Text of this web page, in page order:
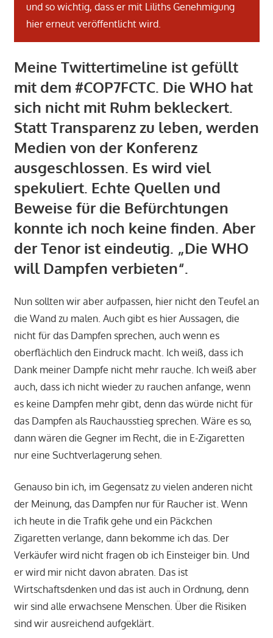
und so wichtig, dass er mit Liliths Genehmigung
hier erneut veröffentlicht wird.
Meine Twittertimeline ist gefüllt
mit dem #COP7FCTC. Die WHO hat
sich nicht mit Ruhm bekleckert.
Statt Transparenz zu leben, werden
Medien von der Konferenz
ausgeschlossen. Es wird viel
spekuliert. Echte Quellen und
Beweise für die Befürchtungen
konnte ich noch keine finden. Aber
der Tenor ist eindeutig. „Die WHO
will Dampfen verbieten“.
Nun sollten wir aber aufpassen, hier nicht den Teufel an
die Wand zu malen. Auch gibt es hier Aussagen, die
nicht für das Dampfen sprechen, auch wenn es
oberflächlich den Eindruck macht. Ich weiß, dass ich
Dank meiner Dampfe nicht mehr rauche. Ich weiß aber
auch, dass ich nicht wieder zu rauchen anfange, wenn
es keine Dampfen mehr gibt, denn das würde nicht für
das Dampfen als Rauchausstieg sprechen. Wäre es so,
dann wären die Gegner im Recht, die in E-Zigaretten
nur eine Suchtverlagerung sehen.
Genauso bin ich, im Gegensatz zu vielen anderen nicht
der Meinung, das Dampfen nur für Raucher ist. Wenn
ich heute in die Trafik gehe und ein Päckchen
Zigaretten verlange, dann bekomme ich das. Der
Verkäufer wird nicht fragen ob ich Einsteiger bin. Und
er wird mir nicht davon abraten. Das ist
Wirtschaftsdenken und das ist auch in Ordnung, denn
wir sind alle erwachsene Menschen. Über die Risiken
sind wir ausreichend aufgeklärt.